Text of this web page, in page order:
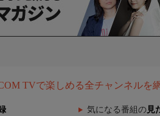
TVで楽しめる全チャンネルを
気になる番組の 見